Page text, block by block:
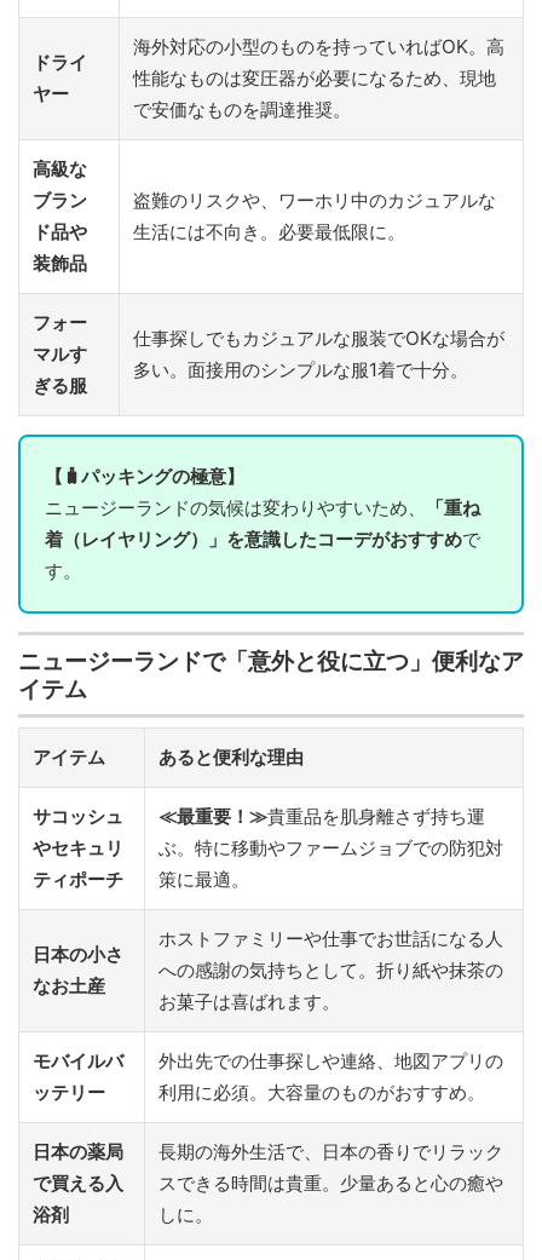
ドライ
ヤー
海外対応の小型のものを持っていればOK。高
性能なものは変圧器が必要になるため、現地
で安価なものを調達推奨。
高級な
ブラン
ド品や
装飾品
盗難のリスクや、ワーホリ中のカジュアルな
生活には不向き。必要最低限に。
フォー
マルす
ぎる服
仕事探しでもカジュアルな服装でOKな場合が
多い。面接用のシンプルな服1着で十分。
【🧳パッキングの極意】
ニュージーランドの気候は変わりやすいため、
「重ね
着（レイヤリング）」を意識したコーデがおすすめで
す。
ニュージーランドで「意外と役に立つ」便利なア
イテム
アイテム あると便利な理由
サコッシュ
やセキュリ
ティポーチ
≪最重要！≫貴重品を肌身離さず持ち運
ぶ。特に移動やファームジョブでの防犯対
策に最適。
日本の小さ
なお土産
ホストファミリーや仕事でお世話になる人
への感謝の気持ちとして。折り紙や抹茶の
お菓子は喜ばれます。
モバイルバ
ッテリー
外出先での仕事探しや連絡、地図アプリの
利用に必須。大容量のものがおすすめ。
日本の薬局
で買える入
浴剤
長期の海外生活で、日本の香りでリラック
スできる時間は貴重。少量あると心の癒や
しに。